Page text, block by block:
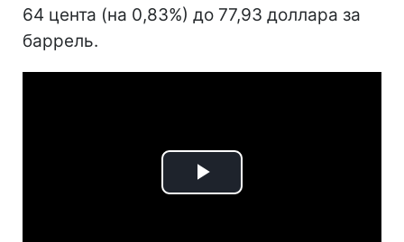
64 цента (на 0,83%) до 77,93 доллара за
баррель.
Play